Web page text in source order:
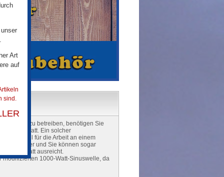
Boot zu betreiben, benötigen Sie
1500 Watt. Ein solcher
speziell für die Arbeit an einem
viel billiger und Sie können sogar
1000 Watt ausreicht.
1000-Watt-Sinuswelle, da
Art
auf
sind.